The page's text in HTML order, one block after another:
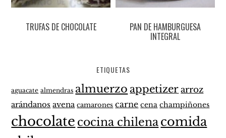
TRUFAS DE CHOCOLATE PAN DE HAMBURGUESA
INTEGRAL
ETIQUETAS
aguacate almendras almuerzo appetizer arroz
arándanos avena camarones carne cena champiñones
chocolate cocina chilenacomida